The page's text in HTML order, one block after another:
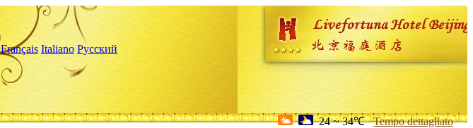
Français Italiano Русский
24 ~ 34℃ Tempo dettagliato